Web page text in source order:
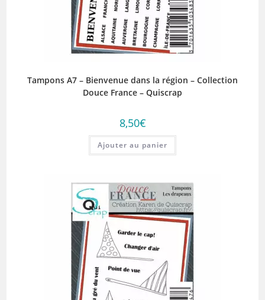
Tampons A7 – Bienvenue dans la région – Collection
Douce France – Quiscrap
8,50€
Ajouter au panier